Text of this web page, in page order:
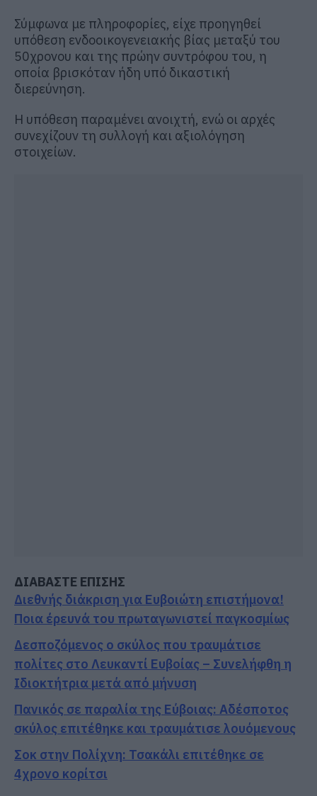
Σύμφωνα με πληροφορίες, είχε προηγηθεί
υπόθεση ενδοοικογενειακής βίας μεταξύ του
50χρονου και της πρώην συντρόφου του, η
οποία βρισκόταν ήδη υπό δικαστική
διερεύνηση.
Η υπόθεση παραμένει ανοιχτή, ενώ οι αρχές
συνεχίζουν τη συλλογή και αξιολόγηση
στοιχείων.
ΔΙΑΒΑΣΤΕ ΕΠΙΣΗΣ
Διεθνής διάκριση για Ευβοιώτη επιστήμονα!
Ποια έρευνά του πρωταγωνιστεί παγκοσμίως
Δεσποζόμενος ο σκύλος που τραυμάτισε
πολίτες στο Λευκαντί Ευβοίας – Συνελήφθη η
Ιδιοκτήτρια μετά από μήνυση
Πανικός σε παραλία της Εύβοιας: Αδέσποτος
σκύλος επιτέθηκε και τραυμάτισε λουόμενους
Σοκ στην Πολίχνη: Τσακάλι επιτέθηκε σε
4χρονο κορίτσι